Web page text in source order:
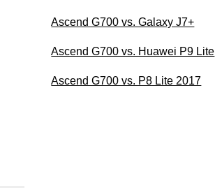
Ascend G700 vs. Galaxy J7+
Ascend G700 vs. Huawei P9 Lite
Ascend G700 vs. P8 Lite 2017